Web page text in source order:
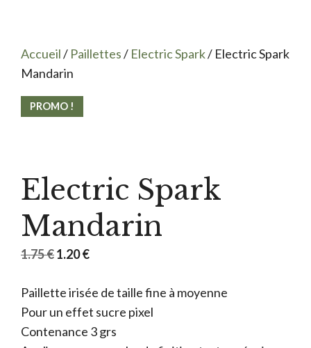
Accueil/ Paillettes/ Electric Spark/ Electric Spark
Mandarin
PROMO !
Electric Spark
Mandarin
1.75€Le
initial
était :
1.75 €.
1.20€Le
actuel
est :
1.20 €.
Paillette irisée de taille fine à moyenne
Pour un effet sucre pixel
Contenance 3 grs